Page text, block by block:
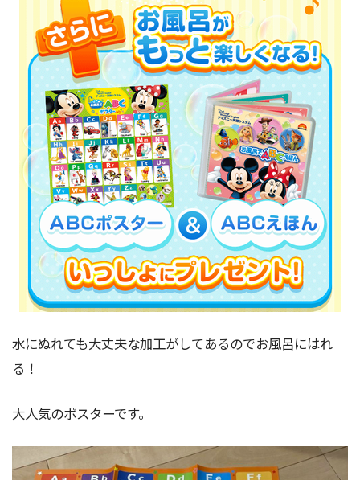
水にぬれても大丈夫な加工がしてあるのでお風呂にはれ
る！
大人気のポスターです。